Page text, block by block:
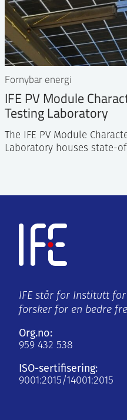
Fornybar energi
IFE PV Module
Testing Laboratory
The IFE PV Module
Laboratory houses state-
IFE står for Institutt
forsker for en bedre
Org.no:
959 432 538
ISO-sertifisering:
9001:2015/14001:2015